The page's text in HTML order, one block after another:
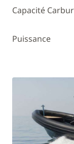
Capacité
Puissance